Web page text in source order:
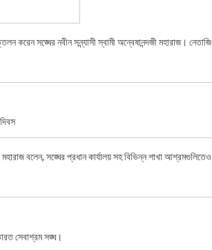
করেন সঙ্ঘের নবীন সন্ন্যাসী স্বামী অন্বেষানন্দজী মহারাজ। নেতাজি
বলেন, সঙ্ঘের প্রধান কার্যালয় সহ বিভিন্ন শাখা আশ্রমগুলিতেও
সেবাশ্রম সঙ্ঘ।